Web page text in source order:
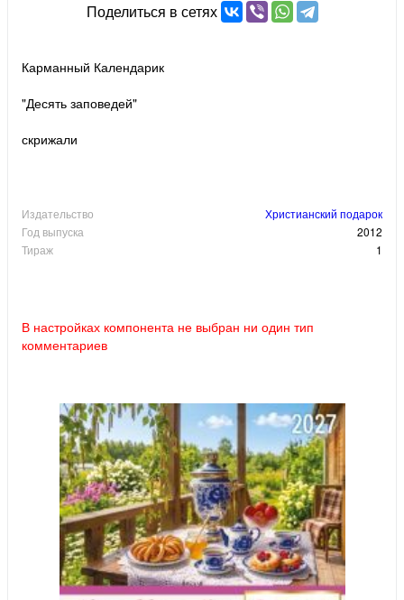
Поделиться в сетях
Карманный Календарик
"Десять заповедей"
скрижали
Издательство
Христианский подарок
Год выпуска
2012
Тираж
1
В настройках компонента не выбран ни один тип
комментариев